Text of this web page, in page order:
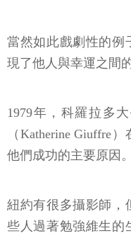
當然如此戲劇性的例
現了他人與幸運之間
1979年，科羅拉多
（Katherine Giuffre
他們成功的主要原因。
紐約有很多攝影師，
些人過著勉強維生的